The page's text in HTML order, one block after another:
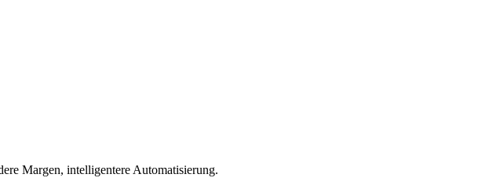
Margen, intelligentere Automatisierung.